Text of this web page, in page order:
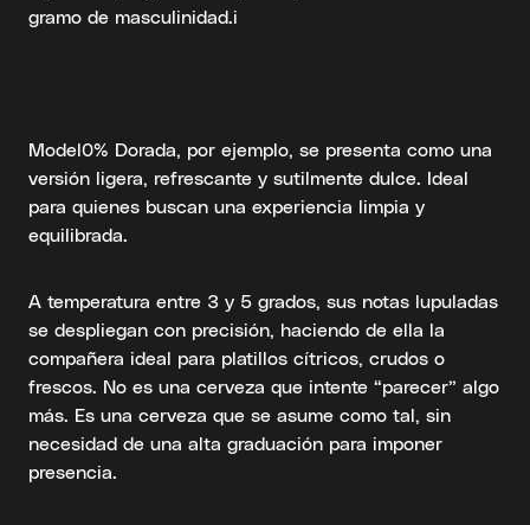
gramo de masculinidad.i
Model0% Dorada, por ejemplo, se presenta como una
versión ligera, refrescante y sutilmente dulce. Ideal
para quienes buscan una experiencia limpia y
equilibrada.
A temperatura entre 3 y 5 grados, sus notas lupuladas
se despliegan con precisión, haciendo de ella la
compañera ideal para platillos cítricos, crudos o
frescos. No es una cerveza que intente “parecer” algo
más. Es una cerveza que se asume como tal, sin
necesidad de una alta graduación para imponer
presencia.